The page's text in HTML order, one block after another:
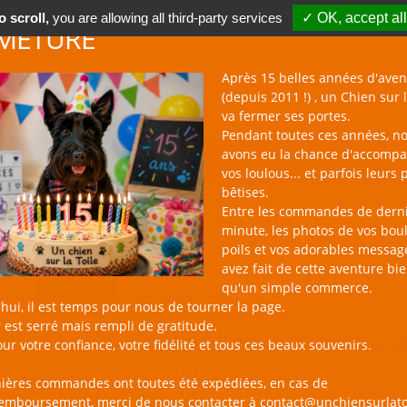
Après 15 belles années
(depuis 2011 !) , un Chien sur
va fermer ses portes.
Pendant toutes ces années,
avons eu la chance
vos loulous... et parfois leurs
bêtises.
Entre les commandes de
minute, les photos de vos
poils et vos adorables
avez fait de cette aventure
qu'un simple commerce.
il est temps pour nous de tourner la page.
est serré mais rempli de gratitude.
votre confiance, votre fidélité et tous ces beaux souvenirs.
commandes ont toutes été expédiées, en cas de
merci de nous contacter à
NAC NOUVEAUTÉS BLOG CONTACT
un Chien sur la Toile Catalogue Ramasse-crottes
Distributeur de sacs de
SPORTY - UNITED PETS
scroll,you are allowing all third-party services ✓ OK, accept all